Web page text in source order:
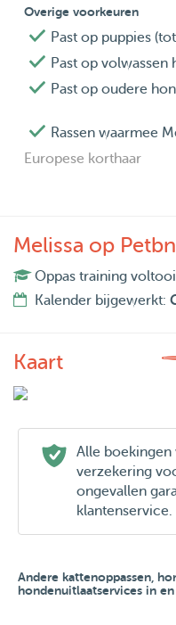
Overige voorkeuren
Past op puppies
Past op volwassen
Past op oudere
Rassen waarmee
Europese korthaar
Melissa op
Oppas training
Kalender bijgewerkt:
Kaart
Alle boekingen
verzekering
ongevallen
klantenservice.
Andere kattenoppassen,
hondenuitlaatservices in